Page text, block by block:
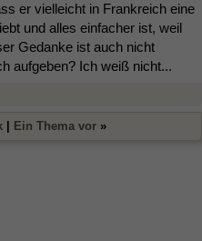
er vielleicht in Frankreich eine
und alles einfacher ist, weil
Gedanke ist auch nicht
aufgeben? Ich weiß nicht...
Ein Thema vor »